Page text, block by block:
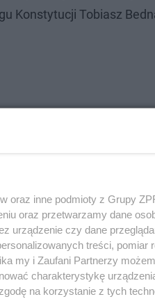
Konstytucji Tobiasz
oraz inne podmioty z Grupy
oraz przetwarzamy dane
urządzenie czy dane
treści, pomiar
my i Zaufani Partnerzy
charakterystykę
na korzystanie z tych